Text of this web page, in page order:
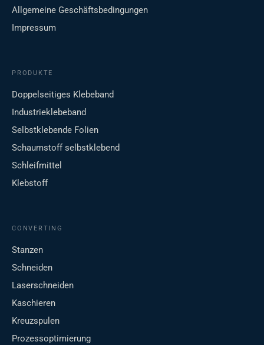
Allgemeine Geschäftsbedingungen
Impressum
PRODUKTE
Doppelseitiges Klebeband
Industrieklebeband
Selbstklebende Folien
Schaumstoff selbstklebend
Schleifmittel
Klebstoff
CONVERTING
Stanzen
Schneiden
Laserschneiden
Kaschieren
Kreuzspulen
Prozessoptimierung